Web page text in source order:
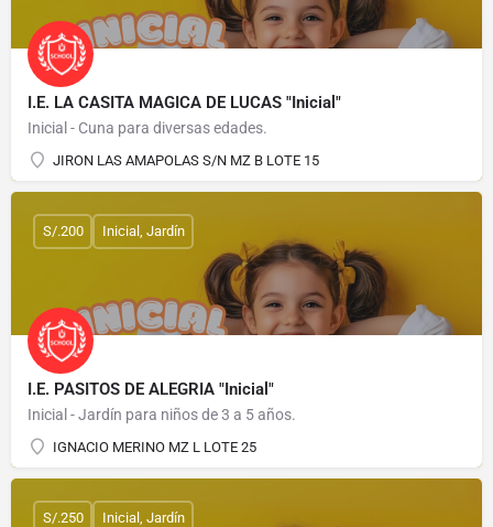
I.E. LA CASITA MAGICA DE LUCAS "Inicial"
Inicial - Cuna para diversas edades.
JIRON LAS AMAPOLAS S/N MZ B LOTE 15
I.E. PASITOS DE ALEGRIA "Inicial"
Inicial - Jardín para niños de 3 a 5 años.
IGNACIO MERINO MZ L LOTE 25
S/.200 Inicial, Jardín
S/.250 Inicial, Jardín